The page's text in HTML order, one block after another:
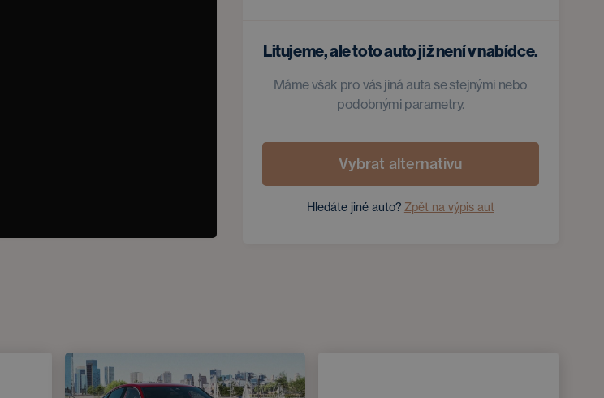
Litujeme, ale toto auto již není v nabídce.
Máme však pro vás jiná auta se stejnými nebo
podobnými parametry.
Vybrat alternativu
Hledáte jiné auto? Zpět na výpis aut